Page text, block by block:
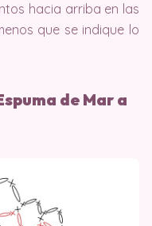
hacia arriba en las
que se indique lo
de Mar a